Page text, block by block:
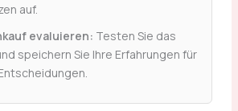
auf.
evaluieren: Testen Sie das
speichern Sie Ihre Erfahrungen für